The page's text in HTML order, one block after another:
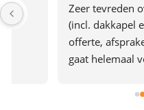
Zeer tevreden over de
(incl. dakkapel en
offerte, afspraken
gaat helemaal voor
ook de indruk plezier in